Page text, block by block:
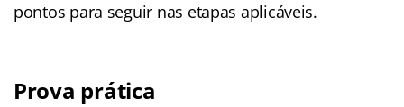
pontos para seguir nas etapas aplicáveis.
Prova prática